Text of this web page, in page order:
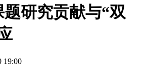
研究贡献与“双
19:00